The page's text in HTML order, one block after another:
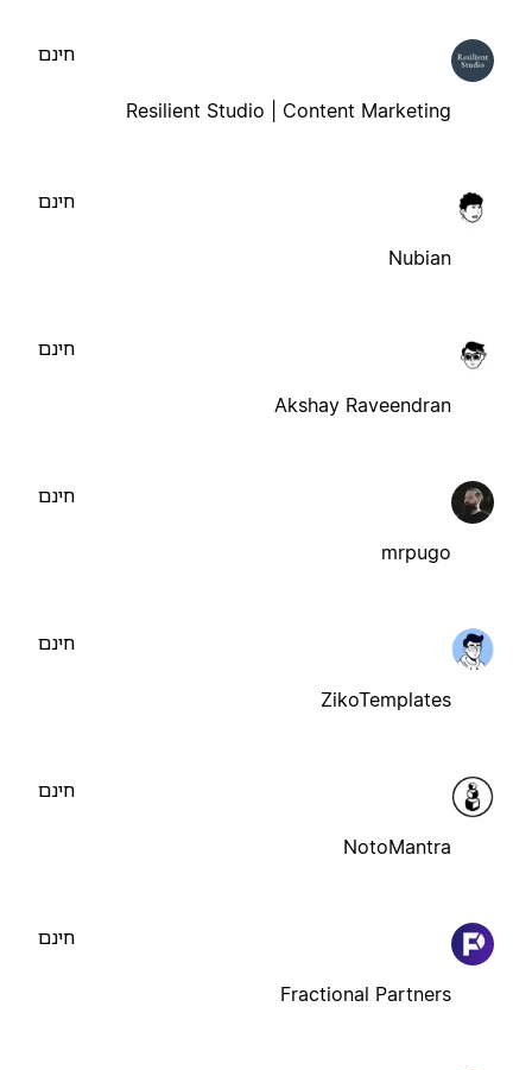
Resilient Studio | Content Marketing
חינם
Nubian
חינם
Akshay Raveendran
חינם
mrpugo
חינם
ZikoTemplates
חינם
NotoMantra
חינם
Fractional Partners
חינם